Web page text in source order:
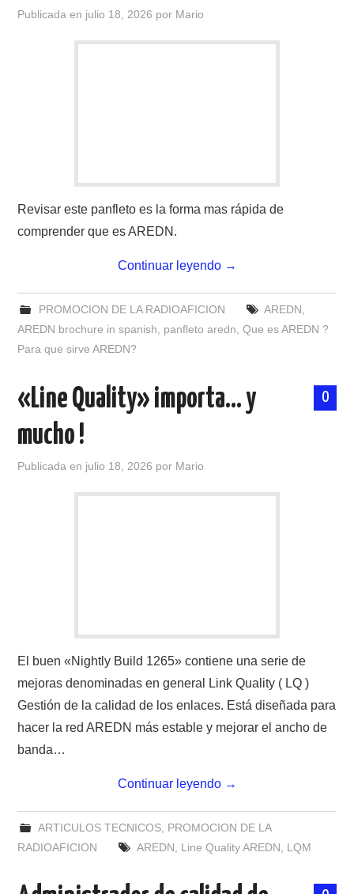
Publicada en julio 18, 2026 por Mario
Revisar este panfleto es la forma mas rápida de
comprender que es AREDN.
Continuar leyendo →
PROMOCION DE LA RADIOAFICION AREDN,
AREDN brochure in spanish, panfleto aredn,Que es AREDN ?
Para que sirve AREDN?
0
«Line Quality» importa… y
mucho !
Publicada en julio 18, 2026 por Mario
El buen «Nightly Build 1265» contiene una serie de
mejoras denominadas en general Link Quality ( LQ )
Gestión de la calidad de los enlaces. Está diseñada para
hacer la red AREDN más estable y mejorar el ancho de
banda…
Continuar leyendo →
ARTICULOS TECNICOS, PROMOCION DE LA
RADIOAFICION
AREDN, Line Quality AREDN, LQM